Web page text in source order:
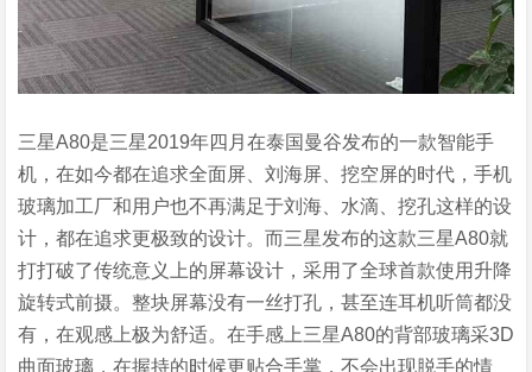
三星A80是三星2019年四月在泰国曼谷发布的一款智能手
机，在如今都在追求全面屏、刘海屏、挖空屏的时代，手机
玻璃加工厂和用户也不再满足于刘海、水滴、挖孔这样的设
计，都在追求更极致的设计。而三星发布的这款三星A80就
打打破了传统意义上的屏幕设计，采用了全球首款使用升降
旋转式前摄。整块屏幕没有一丝打孔，甚至连耳机听筒都没
有，在观感上极为舒适。在手感上三星A80的背部玻璃采3D
曲面玻璃，在握持的时候更贴合手掌，不会出现脱手的情